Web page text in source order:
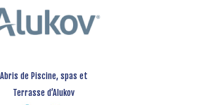
Abris de Piscine, spas et
Terrasse d’Alukov